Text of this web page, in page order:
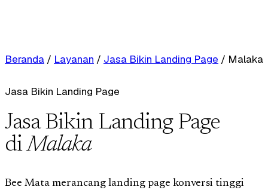
Beranda / Layanan / Jasa Bikin Landing Page / Malaka
Jasa Bikin Landing Page
Jasa Bikin Landing Page
diMalaka
Bee Mata merancang landing page konversi tinggi